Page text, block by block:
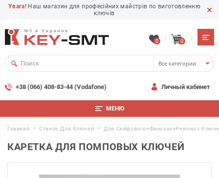
Увага! Наш магазин для професійних майстрів по виготовленню
ключів
0 0
Все категории
+38 (066) 408-83-44 (Vodafone) Личный кабинет
МЕНЮ
Главная Станок Для Ключей Для Сейфового+финских+реечных
КАРЕТКА ДЛЯ ПОМПОВЫХ КЛЮЧЕЙ